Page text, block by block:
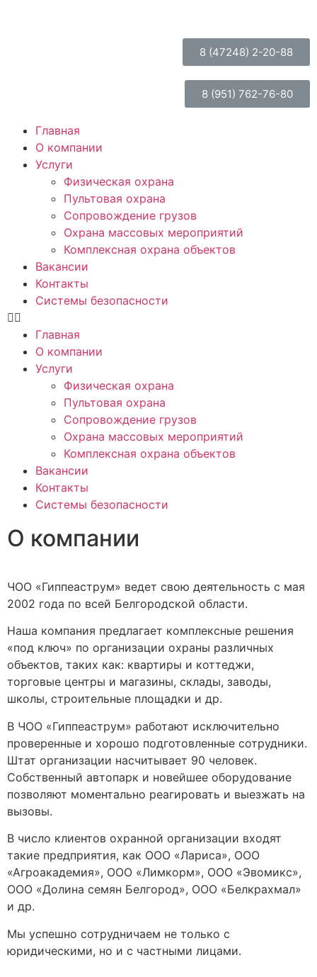
8 (47248) 2-20-88
8 (951) 762-76-80
Главная
О компании
Услуги
Физическая охрана
Пультовая охрана
Сопровождение грузов
Охрана массовых мероприятий
Комплексная охрана объектов
Вакансии
Контакты
Системы безопасности
Главная
О компании
Услуги
Физическая охрана
Пультовая охрана
Сопровождение грузов
Охрана массовых мероприятий
Комплексная охрана объектов
Вакансии
Контакты
Системы безопасности
О компании
ЧОО «Гиппеаструм» ведет свою деятельность с мая
2002 года по всей Белгородской области.
Наша компания предлагает комплексные решения
«под ключ» по организации охраны различных
объектов, таких как: квартиры и коттеджи,
торговые центры и магазины, склады, заводы,
школы, строительные площадки и др.
В ЧОО «Гиппеаструм» работают исключительно
проверенные и хорошо подготовленные сотрудники.
Штат организации насчитывает 90 человек.
Собственный автопарк и новейшее оборудование
позволяют моментально реагировать и выезжать на
вызовы.
В число клиентов охранной организации входят
такие предприятия, как ООО «Лариса», ООО
«Агроакадемия», ООО «Лимкорм», ООО «Эвомикс»,
ООО «Долина семян Белгород», ООО «Белкрахмал»
и др.
Мы успешно сотрудничаем не только с
юридическими, но и с частными лицами.